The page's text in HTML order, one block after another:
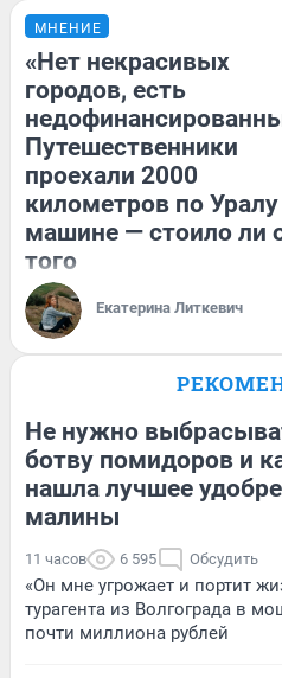
МНЕНИЕ
«Нет некрасивых
городов, есть
Путешественники
проехали 2000
километров по Уралу
машине — стоило ли
того
Екатерина Литкевич
Не нужно
ботву помидоров и
нашла лучшее
малины
11 часов 6 595 Обсудить
«Он мне угрожает и портит
турагента из Волгограда в
почти миллиона рублей